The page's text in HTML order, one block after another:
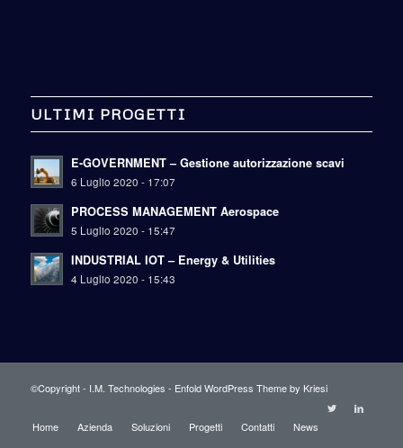
ULTIMI PROGETTI
E-GOVERNMENT – Gestione autorizzazione scavi
6 Luglio 2020 - 17:07
PROCESS MANAGEMENT Aerospace
5 Luglio 2020 - 15:47
INDUSTRIAL IOT – Energy & Utilities
4 Luglio 2020 - 15:43
©Copyright - I.M. Technologies - Enfold WordPress Theme by Kriesi
Home Azienda Soluzioni Progetti Contatti News